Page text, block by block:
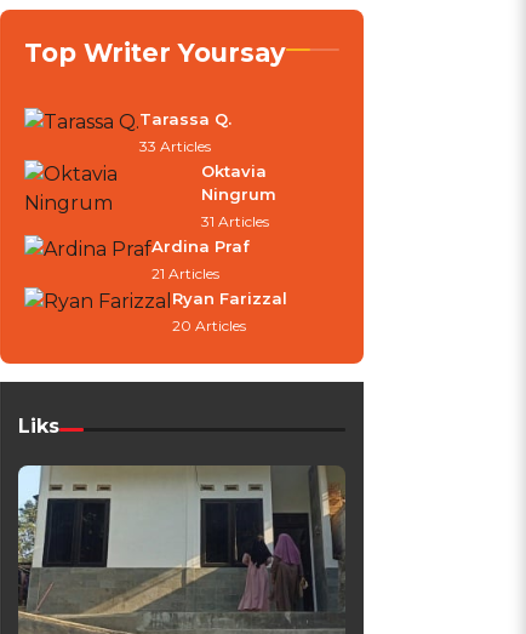
Top Writer Yoursay
Tarassa Q.
33 Articles
Oktavia
Ningrum
31 Articles
Ardina Praf
21 Articles
Ryan Farizzal
20 Articles
Liks